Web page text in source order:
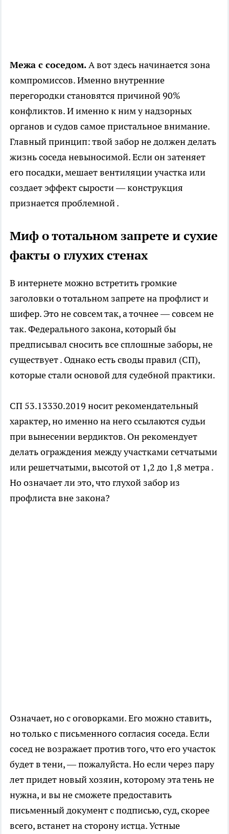
Межа с соседом.А вот здесь начинается зона
компромиссов. Именно внутренние
перегородки становятся причиной 90%
конфликтов. И именно к ним у надзорных
органов и судов самое пристальное внимание.
Главный принцип: твой забор не должен делать
жизнь соседа невыносимой. Если он затеняет
его посадки, мешает вентиляции участка или
создает эффект сырости — конструкция
признается проблемной .
Миф о тотальном запрете и сухие
факты о глухих стенах
В интернете можно встретить громкие
заголовки о тотальном запрете на профлист и
шифер. Это не совсем так, а точнее — совсем не
так. Федерального закона, который бы
предписывал сносить все сплошные заборы, не
существует . Однако есть своды правил (СП),
которые стали основой для судебной практики.
СП 53.13330.2019 носит рекомендательный
характер, но именно на него ссылаются судьи
при вынесении вердиктов. Он рекомендует
делать ограждения между участками сетчатыми
или решетчатыми, высотой от 1,2 до 1,8 метра .
Но означает ли это, что глухой забор из
профлиста вне закона?
Означает, но с оговорками. Его можно ставить,
но только с письменного согласия соседа. Если
сосед не возражает против того, что его участок
будет в тени, — пожалуйста. Но если через пару
лет придет новый хозяин, которому эта тень не
нужна, и вы не сможете предоставить
письменный документ с подписью, суд, скорее
всего, встанет на сторону истца. Устные